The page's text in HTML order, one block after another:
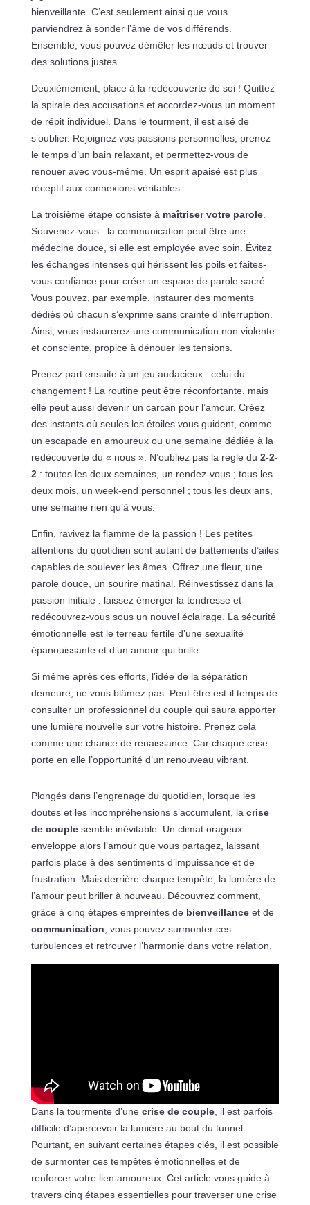
bienveillante. C’est seulement ainsi que vous
parviendrez à sonder l’âme de vos différends.
Ensemble, vous pouvez démêler les nœuds et trouver
des solutions justes.
Deuxièmement, place à la redécouverte de soi ! Quittez
la spirale des accusations et accordez-vous un moment
de répit individuel. Dans le tourment, il est aisé de
s’oublier. Rejoignez vos passions personnelles, prenez
le temps d’un bain relaxant, et permettez-vous de
renouer avec vous-même. Un esprit apaisé est plus
réceptif aux connexions véritables.
La troisième étape consiste à maîtriser votre parole.
Souvenez-vous : la communication peut être une
médecine douce, si elle est employée avec soin. Évitez
les échanges intenses qui hérissent les poils et faites-
vous confiance pour créer un espace de parole sacré.
Vous pouvez, par exemple, instaurer des moments
dédiés où chacun s’exprime sans crainte d’interruption.
Ainsi, vous instaurerez une communication non violente
et consciente, propice à dénouer les tensions.
Prenez part ensuite à un jeu audacieux : celui du
changement ! La routine peut être réconfortante, mais
elle peut aussi devenir un carcan pour l’amour. Créez
des instants où seules les étoiles vous guident, comme
un escapade en amoureux ou une semaine dédiée à la
redécouverte du « nous ». N’oubliez pas la règle du 2-2-
2: toutes les deux semaines, un rendez-vous ; tous les
deux mois, un week-end personnel ; tous les deux ans,
une semaine rien qu’à vous.
Enfin, ravivez la flamme de la passion ! Les petites
attentions du quotidien sont autant de battements d’ailes
capables de soulever les âmes. Offrez une fleur, une
parole douce, un sourire matinal. Réinvestissez dans la
passion initiale : laissez émerger la tendresse et
redécouvrez-vous sous un nouvel éclairage. La sécurité
émotionnelle est le terreau fertile d’une sexualité
épanouissante et d’un amour qui brille.
Si même après ces efforts, l’idée de la séparation
demeure, ne vous blâmez pas. Peut-être est-il temps de
consulter un professionnel du couple qui saura apporter
une lumière nouvelle sur votre histoire. Prenez cela
comme une chance de renaissance. Car chaque crise
porte en elle l’opportunité d’un renouveau vibrant.
Plongés dans l’engrenage du quotidien, lorsque les
doutes et les incompréhensions s’accumulent, la crise
de couplesemble inévitable. Un climat orageux
enveloppe alors l’amour que vous partagez, laissant
parfois place à des sentiments d’impuissance et de
frustration. Mais derrière chaque tempête, la lumière de
l’amour peut briller à nouveau. Découvrez comment,
grâce à cinq étapes empreintes de bienveillanceet de
communication , vous pouvez surmonter ces
turbulences et retrouver l’harmonie dans votre relation.
Dans la tourmente d’une crise de couple, il est parfois
difficile d’apercevoir la lumière au bout du tunnel.
Pourtant, en suivant certaines étapes clés, il est possible
de surmonter ces tempêtes émotionnelles et de
renforcer votre lien amoureux. Cet article vous guide à
travers cinq étapes essentielles pour traverser une crise